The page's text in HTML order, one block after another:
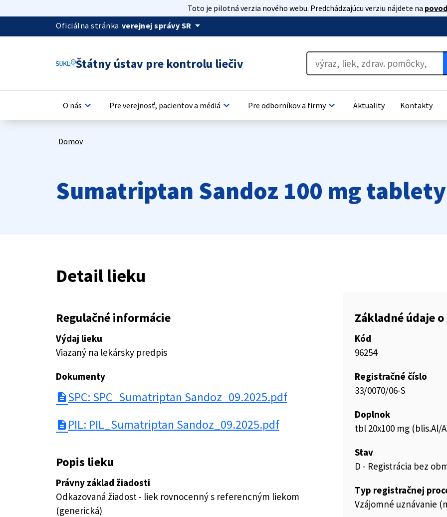
Toto je pilotná verzia nového webu. Predchádzajúcu verziu nájdete na
Oficiálna stránka verejnej správy SR arrow_drop_down
Štátny ústav pre kontrolu liečiv
O nás keyboard_arrow_down Pre verejnosť, pacientov a médiá keyboard_arrow_down Pre odborníkov a firmykeyboard_arrow_down Aktuality Kontakty
Domov
Sumatriptan Sandoz 100 mg
Detail lieku
Regulačné informácie
Výdaj lieku
Viazaný na lekársky predpis
Dokumenty
description SPC: SPC_Sumatriptan Sandoz_09.2025.pdf
description PIL: PIL_Sumatriptan Sandoz_09.2025.pdf
Popis lieku
Právny základ žiadosti
Odkazovaná žiadost - liek rovnocenný s referencným liekom
(generická)
Základné údaje
Kód
96254
Registračné číslo
33/0070/06-S
Doplnok
tbl 20x100 mg (blis.Al/
Stav
D - Registrácia bez
Typ registračnej
Vzájomné uznávanie